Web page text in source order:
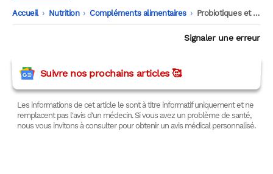
Accueil -
Nutrition -
Compléments alimentaires -
Probiotiques et santé de l’enfant : le guide complet
Signaler une erreur
Suivre nos prochains articles 🥰
Les informations de cet article le sont à titre informatif uniquement et ne
remplacent pas l'avis d'un médecin. Si vous avez un problème de santé,
nous vous invitons à consulter pour obtenir un avis médical personnalisé.